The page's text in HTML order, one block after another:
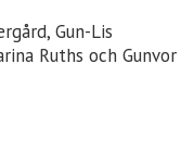
Gun-Lis
Ruths och Gunvor